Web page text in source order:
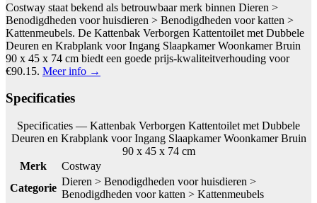
Costway staat bekend als betrouwbaar merk binnen Dieren >
Benodigdheden voor huisdieren > Benodigdheden voor katten >
Kattenmeubels. De Kattenbak Verborgen Kattentoilet met Dubbele
Deuren en Krabplank voor Ingang Slaapkamer Woonkamer Bruin
90 x 45 x 74 cm biedt een goede prijs-kwaliteitverhouding voor
€90.15. Meer info →
Specificaties
Specificaties — Kattenbak Verborgen Kattentoilet met Dubbele
Deuren en Krabplank voor Ingang Slaapkamer Woonkamer Bruin
90 x 45 x 74 cm
Merk
Costway
Categorie
Dieren > Benodigdheden voor huisdieren >
Benodigdheden voor katten > Kattenmeubels